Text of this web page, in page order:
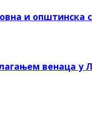
и општинска
венаца у